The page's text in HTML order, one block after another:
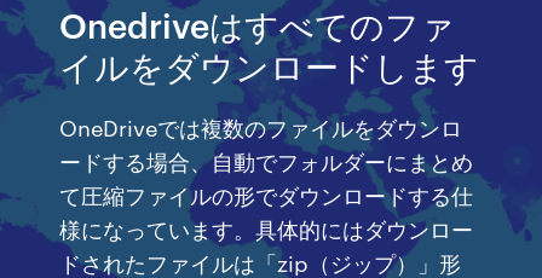
Onedriveはすべてのファ
イルをダウンロードします
OneDriveでは複数のファイルをダウンロ
ードする場合、自動でフォルダーにまとめ
て圧縮ファイルの形でダウンロードする仕
様になっています。具体的にはダウンロー
ドされたファイルは「zip（ジップ）」形